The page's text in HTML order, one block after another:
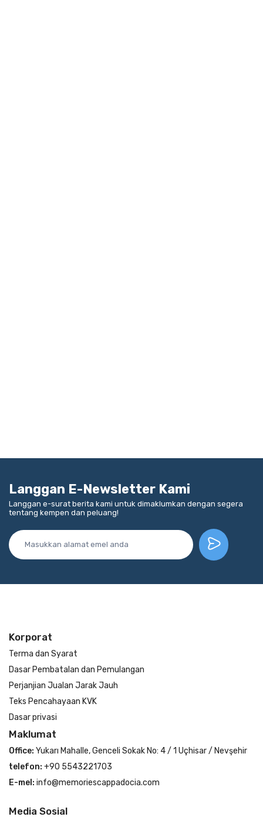
Langgan E-Newsletter Kami
Langgan e-surat berita kami untuk dimaklumkan dengan segera
tentang kempen dan peluang!
Korporat
Terma dan Syarat
Dasar Pembatalan dan Pemulangan
Perjanjian Jualan Jarak Jauh
Teks Pencahayaan KVK
Dasar privasi
Maklumat
Office: Yukarı Mahalle, Genceli Sokak No: 4 / 1 Uçhisar / Nevşehir
telefon: +90 5543221703
E-mel: info@memoriescappadocia.com
Media Sosial